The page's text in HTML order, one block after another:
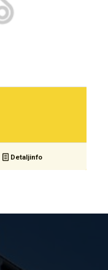
Detaljinfo